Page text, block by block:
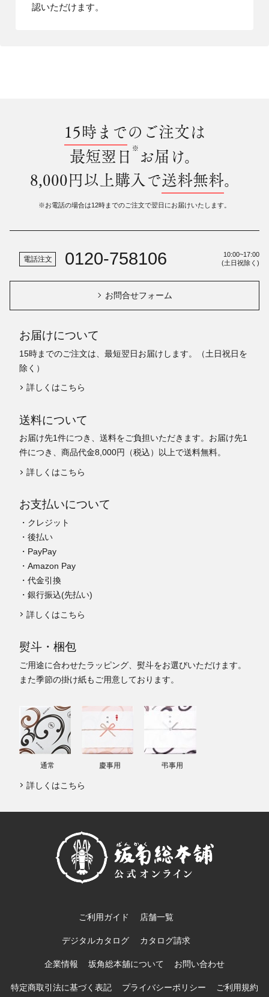
認いただけます。
15時までのご注文は
最短翌日 ※ お届け。
8,000円以上購入で送料無料。
※お電話の場合は12時までのご注文で翌日にお届けいたします。
電話注文 0120-758106
10:00~17:00
(土日祝除く)
お問合せフォーム
お届けについて
15時までのご注文は、最短翌日お届けします。（土日祝日を
除く）
詳しくはこちら
送料について
お届け先1件につき、送料をご負担いただきます。お届け先1
件につき、商品代金8,000円（税込）以上で送料無料。
詳しくはこちら
お支払いについて
・クレジット
・後払い
・PayPay
・Amazon Pay
・代金引換
・銀行振込(先払い)
詳しくはこちら
熨斗・梱包
ご用途に合わせたラッピング、熨斗をお選びいただけます。
また季節の掛け紙もご用意しております。
通常 慶事用 弔事用
詳しくはこちら
ご利用ガイド 店舗一覧
デジタルカタログ カタログ請求
企業情報 坂角総本舖について お問い合わせ
特定商取引法に基づく表記 プライバシーポリシー ご利用規約